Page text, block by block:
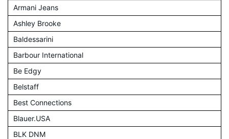
Armani Jeans
Ashley Brooke
Baldessarini
Barbour International
Be Edgy
Belstaff
Best Connections
Blauer.USA
BLK DNM